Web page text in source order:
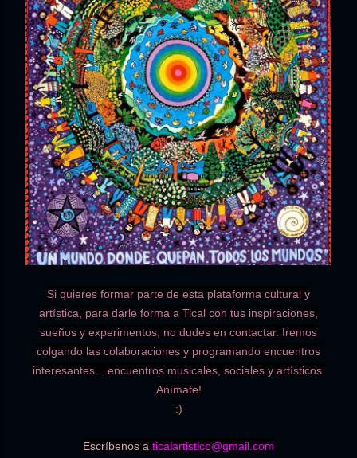
Si quieres formar parte de esta plataforma cultural y
artística, para darle forma a Tical con tus inspiraciones,
sueños y experimentos, no dudes en contactar. Iremos
colgando las colaboraciones y programando encuentros
interesantes... encuentros musicales, sociales y artísticos.
Anímate!
:)
Escríbenos a ticalartistico@gmail.com